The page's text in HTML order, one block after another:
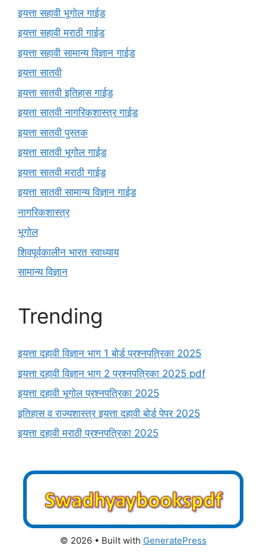
इयत्ता सहावी भूगोल गाईड
इयत्ता सहावी मराठी गाईड
इयत्ता सहावी सामान्य विज्ञान गाईड
इयत्ता सातवी
इयत्ता सातवी इतिहास गाईड
इयत्ता सातवी नागरिकशास्त्र गाईड
इयत्ता सातवी पुस्तक
इयत्ता सातवी भूगोल गाईड
इयत्ता सातवी मराठी गाईड
इयत्ता सातवी सामान्य विज्ञान गाईड
नागरिकशास्त्र
भूगोल
शिवपूर्वकालीन भारत स्वाध्याय
सामान्य विज्ञान
Trending
इयत्ता दहावी विज्ञान भाग 1 बोर्ड प्रश्नपत्रिका 2025
इयत्ता दहावी विज्ञान भाग 2 प्रश्नपत्रिका 2025 pdf
इयत्ता दहावी भूगोल प्रश्नपत्रिका 2025
इतिहास व राज्यशास्त्र इयत्ता दहावी बोर्ड पेपर 2025
इयत्ता दहावी मराठी प्रश्नपत्रिका 2025
© 2026 • Built with GeneratePress